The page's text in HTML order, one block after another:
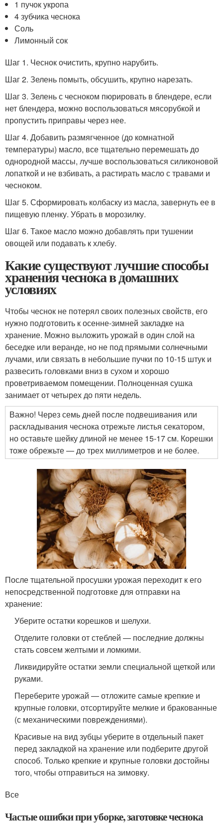
1 пучок укропа
4 зубчика чеснока
Соль
Лимонный сок
Шаг 1. Чеснок очистить, крупно нарубить.
Шаг 2. Зелень помыть, обсушить, крупно нарезать.
Шаг 3. Зелень с чесноком пюрировать в блендере, если
нет блендера, можно воспользоваться мясорубкой и
пропустить приправы через нее.
Шаг 4. Добавить размягченное (до комнатной
температуры) масло, все тщательно перемешать до
однородной массы, лучше воспользоваться силиконовой
лопаткой и не взбивать, а растирать масло с травами и
чесноком.
Шаг 5. Сформировать колбаску из масла, завернуть ее в
пищевую пленку. Убрать в морозилку.
Шаг 6. Такое масло можно добавлять при тушении
овощей или подавать к хлебу.
Какие существуют лучшие способы
хранения чеснока в домашних
условиях
Чтобы чеснок не потерял своих полезных свойств, его
нужно подготовить к осенне-зимней закладке на
хранение. Можно выложить урожай в один слой на
беседке или веранде, но не под прямыми солнечными
лучами, или связать в небольшие пучки по 10-15 штук и
развесить головками вниз в сухом и хорошо
проветриваемом помещении. Полноценная сушка
занимает от четырех до пяти недель.
Важно! Через семь дней после подвешивания или
раскладывания чеснока отрежьте листья секатором,
но оставьте шейку длиной не менее 15-17 см. Корешки
тоже обрежьте — до трех миллиметров и не более.
После тщательной просушки урожая переходит к его
непосредственной подготовке для отправки на
хранение:
Уберите остатки корешков и шелухи.
Отделите головки от стеблей — последние должны
стать совсем желтыми и ломкими.
Ликвидируйте остатки земли специальной щеткой или
руками.
Переберите урожай — отложите самые крепкие и
крупные головки, отсортируйте мелкие и бракованные
(с механическими повреждениями).
Красивые на вид зубцы уберите в отдельный пакет
перед закладкой на хранение или подберите другой
способ. Только крепкие и крупные головки достойны
того, чтобы отправиться на зимовку.
Все
Частые ошибки при уборке, заготовке чеснока